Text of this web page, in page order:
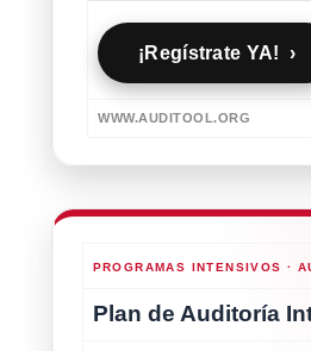
¡Regístrate YA! ›
WWW.AUDITOOL.ORG
PROGRAMAS INTENSIVOS ·
Plan de Auditoría